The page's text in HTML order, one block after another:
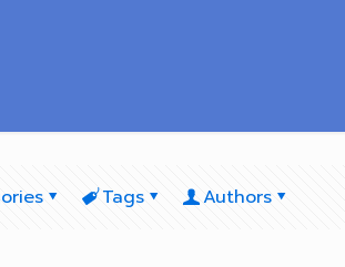
Tags Authors